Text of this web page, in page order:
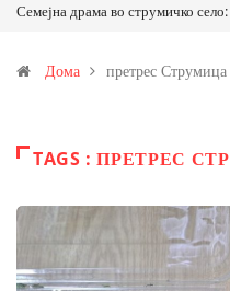
Семејна драма во струмичко
Дома претрес Струмица
TAGS : ПРЕТРЕС